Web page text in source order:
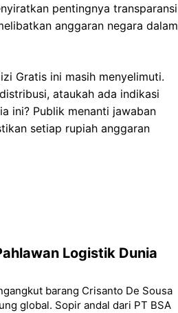
pentingnya transparansi
anggaran negara dalam
Gratis ini masih menyelimuti.
ataukah ada indikasi
ini? Publik menanti jawaban
setiap rupiah anggaran
Logistik Dunia
barang Crisanto De Sousa
global. Sopir andal dari PT BSA